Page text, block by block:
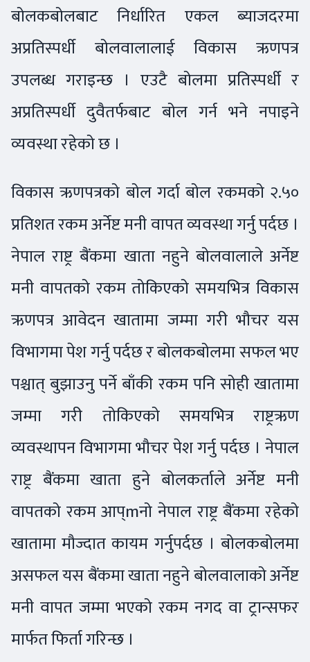
बोलकबोलबाट निर्धारित एकल ब्याजदरमा
अप्रतिस्पर्धी बोलवालालाई विकास ऋणपत्र
उपलब्ध गराइन्छ । एउटै बोलमा प्रतिस्पर्धी र
अप्रतिस्पर्धी दुवैतर्फबाट बोल गर्न भने नपाइने
व्यवस्था रहेको छ ।
विकास ऋणपत्रको बोल गर्दा बोल रकमको २.५०
प्रतिशत रकम अर्नेष्ट मनी वापत व्यवस्था गर्नु पर्दछ ।
नेपाल राष्ट्र बैंकमा खाता नहुने बोलवालाले अर्नेष्ट
मनी वापतको रकम तोकिएको समयभित्र विकास
ऋणपत्र आवेदन खातामा जम्मा गरी भौचर यस
विभागमा पेश गर्नु पर्दछ र बोलकबोलमा सफल भए
पश्चात् बुझाउनु पर्ने बाँकी रकम पनि सोही खातामा
जम्मा गरी तोकिएको समयभित्र राष्ट्रऋण
व्यवस्थापन विभागमा भौचर पेश गर्नु पर्दछ । नेपाल
राष्ट्र बैंकमा खाता हुने बोलकर्ताले अर्नेष्ट मनी
वापतको रकम आप्mनो नेपाल राष्ट्र बैंकमा रहेको
खातामा मौज्दात कायम गर्नुपर्दछ । बोलकबोलमा
असफल यस बैंकमा खाता नहुने बोलवालाको अर्नेष्ट
मनी वापत जम्मा भएको रकम नगद वा ट्रान्सफर
मार्फत फिर्ता गरिन्छ ।